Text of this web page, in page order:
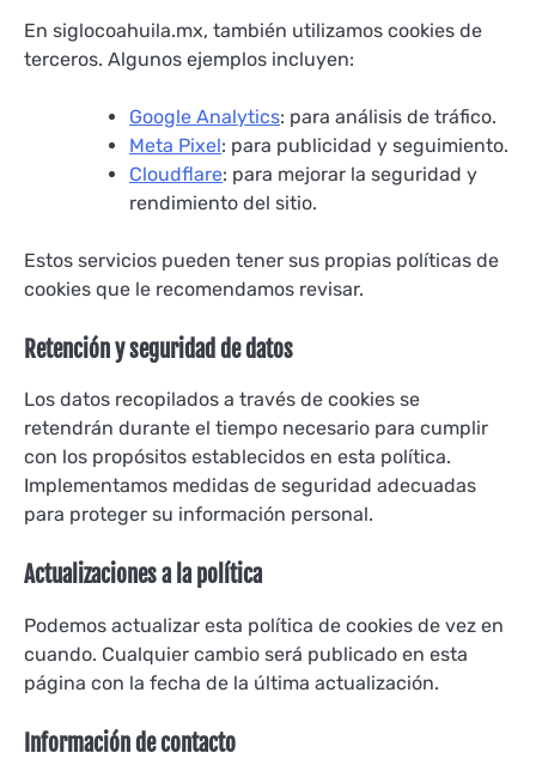
En siglocoahuila.mx, también utilizamos cookies de
terceros. Algunos ejemplos incluyen:
Google Analytics: para análisis de tráfico.
Meta Pixel: para publicidad y seguimiento.
Cloudflare: para mejorar la seguridad y
rendimiento del sitio.
Estos servicios pueden tener sus propias políticas de
cookies que le recomendamos revisar.
Retención y seguridad de datos
Los datos recopilados a través de cookies se
retendrán durante el tiempo necesario para cumplir
con los propósitos establecidos en esta política.
Implementamos medidas de seguridad adecuadas
para proteger su información personal.
Actualizaciones a la política
Podemos actualizar esta política de cookies de vez en
cuando. Cualquier cambio será publicado en esta
página con la fecha de la última actualización.
Información de contacto